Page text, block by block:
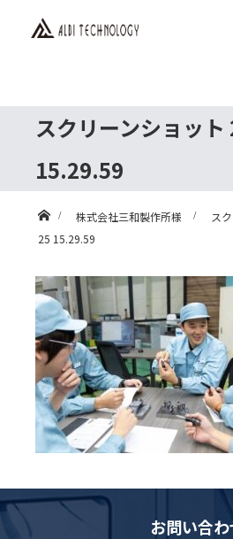
スクリーンショッ
15.29.59
ホーム株式会社三和製作所様
ス
25 15.29.59
お問い合わ